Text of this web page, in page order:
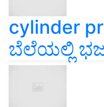
cylinder
ಬೆಲೆಯಲ್ಲಿ